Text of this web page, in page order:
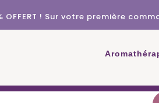
OFFERT ! Sur votre première